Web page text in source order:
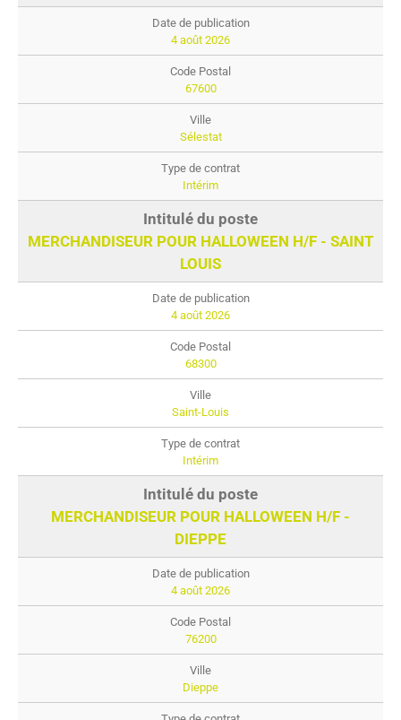
4 août 2026
67600
Sélestat
Intérim
MERCHANDISEUR POUR HALLOWEEN H/F - SAINT
LOUIS
4 août 2026
68300
Saint-Louis
Intérim
MERCHANDISEUR POUR HALLOWEEN H/F -
DIEPPE
4 août 2026
76200
Dieppe